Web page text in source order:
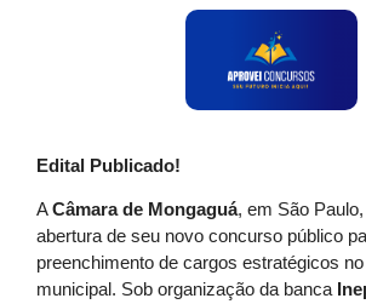
Edital Publicado!
ACâmara de Mongaguá, em São
abertura de seu novo concurso público
preenchimento de cargos estratégicos
municipal. Sob organização da banca